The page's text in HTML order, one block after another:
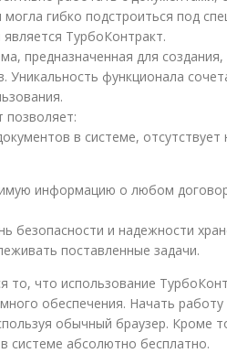
гибко подстроиться под
ТурбоКонтракт.
предназначенная для создания,
Уникальность функционала
позволяет:
в системе,
информацию о любом
безопасности и надежности
поставленные задачи.
что использование
обеспечения. Начать
обычный браузер. Кроме
системе абсолютно бесплатно.